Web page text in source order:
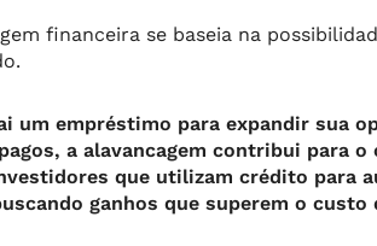
financeira se baseia na
um empréstimo para expandir sua
a alavancagem contribui para
que utilizam crédito para
ganhos que superem o custo